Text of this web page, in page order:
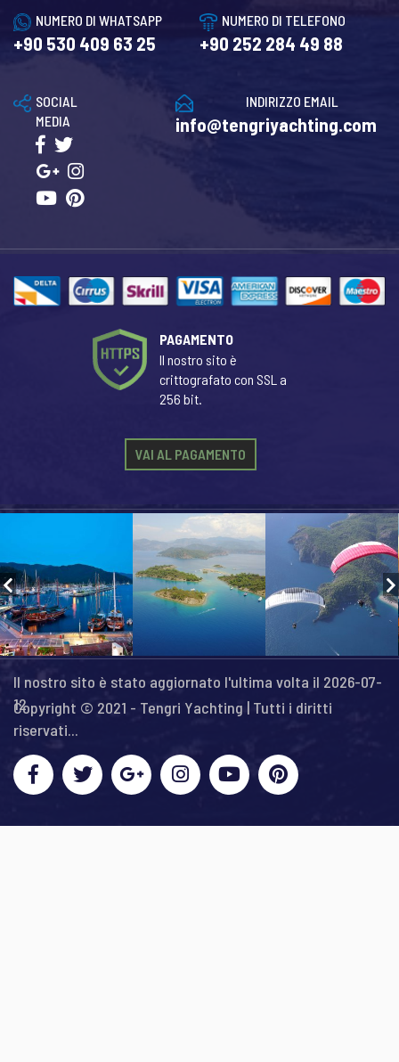
NUMERO DI WHATSAPP
+90 530 409 63 25
NUMERO DI TELEFONO
+90 252 284 49 88
INDIRIZZO EMAIL
info@tengriyachting.com
SOCIAL
MEDIA
PAGAMENTO
Il nostro sito è
crittografato con SSL a
256 bit.
VAI AL PAGAMENTO
Il nostro sito è stato aggiornato l'ultima volta il 2026-07-
12
Copyright © 2021 - Tengri Yachting | Tutti i diritti
riservati...